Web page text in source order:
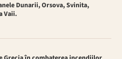
Dunarii, Orsova, Svinita,
Vaii.